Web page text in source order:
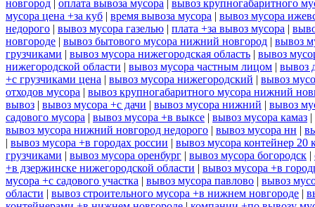
новгород | оплата вывоза мусора | вывоз крупногабаритного
мусора цена +за куб | время вывоза мусора | вывоз мусора
недорого | вывоз мусора газелью | плата +за вывоз мусора |
новгороде | вывоз бытового мусора нижний новгород | вывоз
грузчиками | вывоз мусора нижегородская область | вывоз
нижегородской области | вывоз мусора частным лицом | вывоз
+с грузчиками цена | вывоз мусора нижегородский | вывоз
отходов мусора | вывоз крупногабаритного мусора нижний
вывоз | вывоз мусора +с дачи | вывоз мусора нижний | вывоз
садового мусора | вывоз мусора +в выксе | вывоз мусора камаз |
вывоз мусора нижний новгород недорого | вывоз мусора нн |
| вывоз мусора +в городах россии | вывоз мусора контейнер 20
грузчиками | вывоз мусора оренбург | вывоз мусора богородск |
+в дзержинске нижегородской области | вывоз мусора +в
мусора +с садового участка | вывоз мусора павлово | вывоз
области | вывоз строительного мусора +в нижнем новгороде |